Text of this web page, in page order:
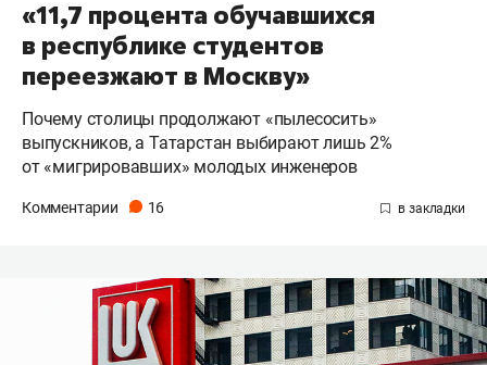
«11,7 процента обучавшихся
в республике студентов
переезжают в Москву»
Почему столицы продолжают «пылесосить»
выпускников, а Татарстан выбирают лишь 2%
от «мигрировавших» молодых инженеров
Комментарии 16